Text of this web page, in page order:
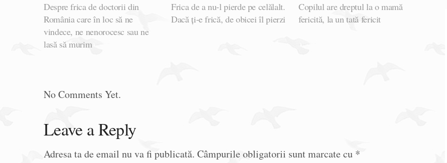
Despre frica de doctorii din
România care în loc să ne
vindece, ne nenorocesc sau ne
lasă să murim
Frica de a nu-l pierde pe celălalt.
Dacă ți-e frică, de obicei îl pierzi
Copilul are dreptul la o mamă
fericită, la un tată fericit
No Comments Yet.
Leave a Reply
Adresa ta de email nu va fi publicată. Câmpurile obligatorii sunt marcate cu *